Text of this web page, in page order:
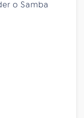
o Samba